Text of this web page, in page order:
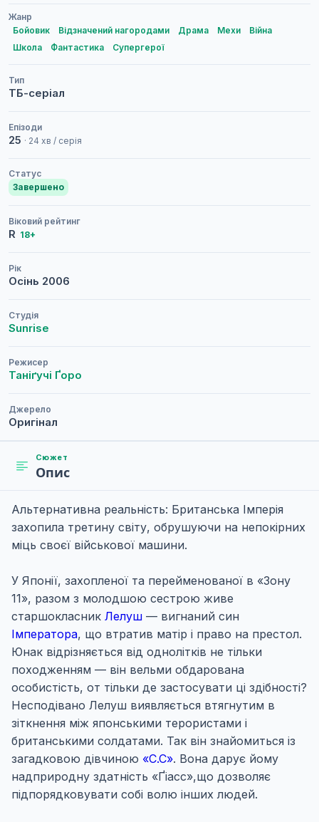
Жанр
Бойовик
Відзначений нагородами Драма Мехи
Війна
Школа
Фантастика Супергерої
Тип
ТБ-серіал
Епізоди
25 · 24 хв / серія
Статус
Завершено
Віковий рейтинг
R 18+
Рік
Осінь 2006
Студія
Sunrise
Режисер
Таніґучі Ґоро
Джерело
Оригінал
Сюжет
Опис
Альтернативна реальність: Британська Імперія
захопила третину світу, обрушуючи на непокірних
міць своєї військової машини.
У Японії, захопленої та перейменованої в «Зону
11», разом з молодшою ​​сестрою живе
старшокласник Лелуш — вигнаний син
Імператора, що втратив матір і право на престол.
Юнак відрізняється від однолітків не тільки
походженням — він вельми обдарована
особистість, от тільки де застосувати ці здібності?
Несподівано Лелуш виявляється втягнутим в
зіткнення між японськими терористами і
британськими солдатами. Так він знайомиться із
загадковою дівчиною «C.C». Вона дарує йому
надприродну здатність «Ґіасс»,що дозволяє
підпорядковувати собі волю інших людей.